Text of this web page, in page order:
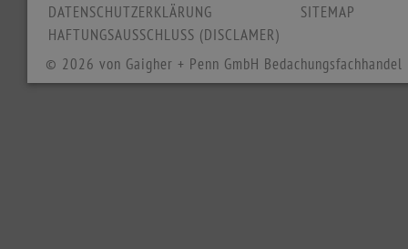
DATENSCHUTZERKLÄRUNG
HAFTUNGSAUSSCHLUSS (DISCLAMER)
SITEMAP
© 2026 von Gaigher + Penn GmbH Bedachungsfachhandel